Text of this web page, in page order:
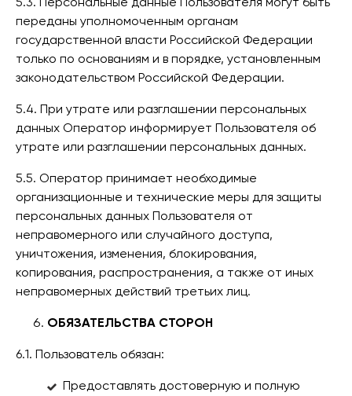
5.3. Персональные данные Пользователя могут быть
переданы уполномоченным органам
государственной власти Российской Федерации
только по основаниям и в порядке, установленным
законодательством Российской Федерации.
5.4. При утрате или разглашении персональных
данных Оператор информирует Пользователя об
утрате или разглашении персональных данных.
5.5. Оператор принимает необходимые
организационные и технические меры для защиты
персональных данных Пользователя от
неправомерного или случайного доступа,
уничтожения, изменения, блокирования,
копирования, распространения, а также от иных
неправомерных действий третьих лиц.
ОБЯЗАТЕЛЬСТВА СТОРОН
6.1. Пользователь обязан:
Предоставлять достоверную и полную